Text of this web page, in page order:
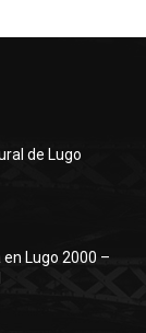
de Lugo
Lugo 2000 –